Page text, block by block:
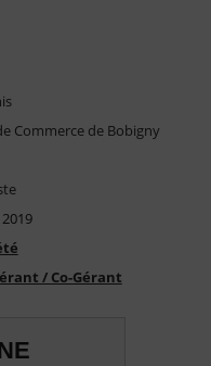
Commerce de Bobigny
/ Co-Gérant